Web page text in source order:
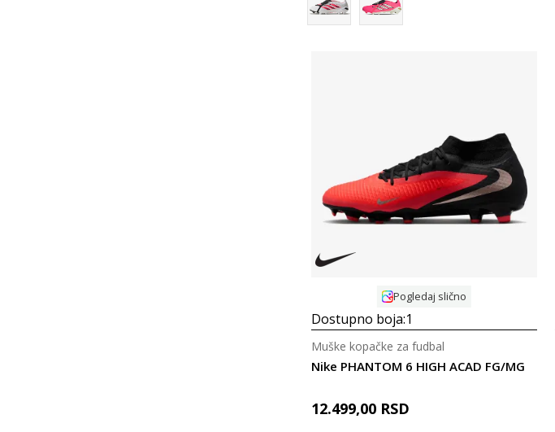
Uporedi
Pogledaj slično
Dostupno boja:1
Nike PHANTOM 6 HIGH ACAD FG/MG
Muške kopačke za fudbal
12.499,00 RSD